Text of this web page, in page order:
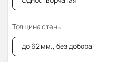
Толщина стены
до 62 мм., без добора